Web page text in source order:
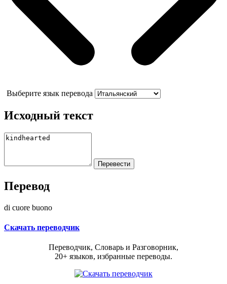
Выберите язык перевода
Исходный текст
Перевод
di cuore buono
Скачать переводчик
Переводчик, Словарь и Разговорник,
20+ языков, избранные переводы.